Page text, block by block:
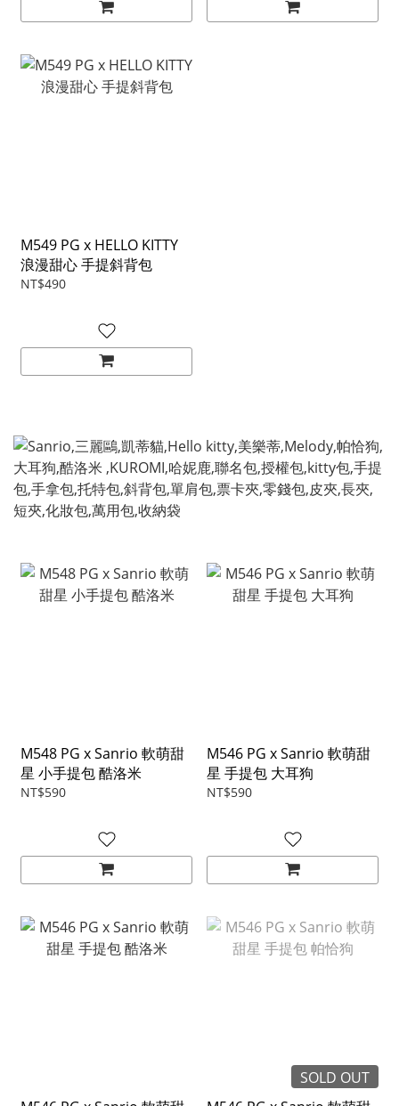
M549 PG x HELLO KITTY
浪漫甜心 手提斜背包
NT$490
M548 PG x Sanrio 軟萌甜
星 小手提包 酷洛米
NT$590
M546 PG x Sanrio 軟萌甜
星 手提包 大耳狗
NT$590
SOLD OUT